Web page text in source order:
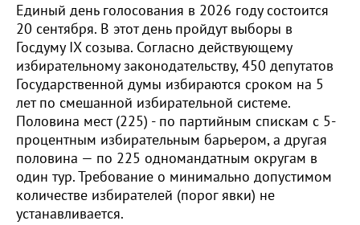
Единый день голосования в 2026 году состоится
20 сентября. В этот день пройдут выборы в
Госдуму IX созыва. Согласно действующему
избирательному законодательству, 450 депутатов
Государственной думы избираются сроком на 5
лет по смешанной избирательной системе.
Половина мест (225) - по партийным спискам с 5-
процентным избирательным барьером, а другая
половина — по 225 одномандатным округам в
один тур. Требование о минимально допустимом
количестве избирателей (порог явки) не
устанавливается.